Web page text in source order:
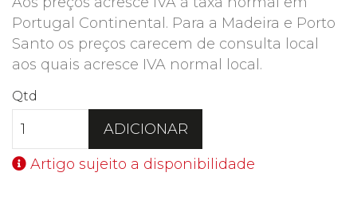
Portugal Continental. Para a Madeira e Porto
Santo os preços carecem de consulta local
aos quais acresce IVA normal local.
Qtd
ADICIONAR
Artigo sujeito a disponibilidade